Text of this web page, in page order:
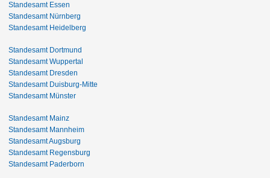
Standesamt Essen
Standesamt Nürnberg
Standesamt Heidelberg
Standesamt Dortmund
Standesamt Wuppertal
Standesamt Dresden
Standesamt Duisburg-Mitte
Standesamt Münster
Standesamt Mainz
Standesamt Mannheim
Standesamt Augsburg
Standesamt Regensburg
Standesamt Paderborn